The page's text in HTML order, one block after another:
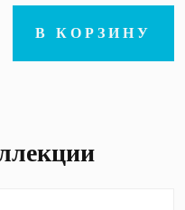
В КОРЗИНУ